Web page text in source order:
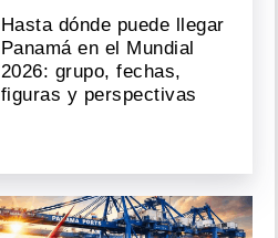
Hasta dónde puede llegar
Panamá en el Mundial
2026: grupo, fechas,
figuras y perspectivas